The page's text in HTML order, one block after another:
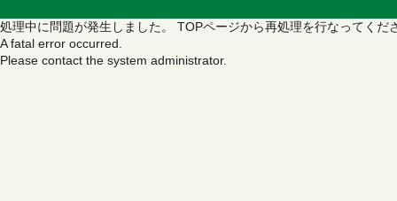
処理中に問題が発生しました。 TOPページから再処理を行なってくだ
A fatal error occurred.
Please contact the system administrator.